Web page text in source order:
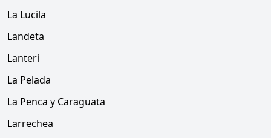
La Lucila
Landeta
Lanteri
La Pelada
La Penca y Caraguata
Larrechea